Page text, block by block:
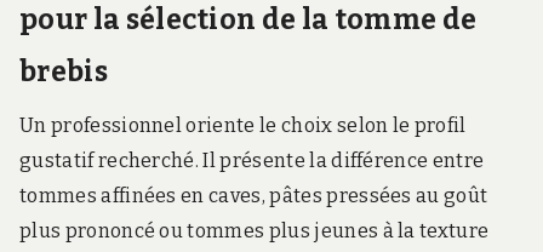
pour la sélection de la tomme de
brebis
Un professionnel oriente le choix selon le profil
gustatif recherché. Il présente la différence entre
tommes affinées en caves, pâtes pressées au goût
plus prononcé ou tommes plus jeunes à la texture